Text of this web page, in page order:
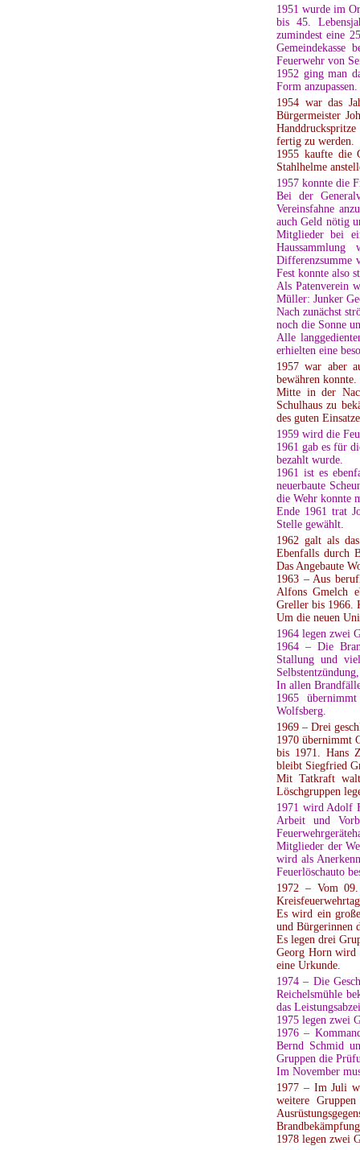
1951 wurde im
bis 45.
zumindest eine
Gemeindekasse
Feuerwehr von
1952 ging man
Form anzupassen.
1954 war das
Bürgermeister
fertig zu werden.
1955 kaufte die
Stahlhelme
1957 konnte die
Bei der
Vereinsfahne
auch Geld nötig
Mitglieder bei
Differenzsumme
Fest konnte also
Als Patenverein
Müller: Junker
Nach zunächst
noch die Sonne
Alle
erhielten eine
1957 war aber
bewähren konnte.
Mitte in der
Schulhaus zu
des guten
1959 wird die
1961 gab es für
bezahlt wurde.
1961 ist es
neuerbaute
die Wehr konnte
Ende 1961 trat
Stelle gewählt.
1962 galt als
Ebenfalls durch
Das Angebaute
1963 – Aus
Alfons Gmelch
Greller bis 1966.
Um die neuen
1964 legen zwei
1964 – Die
Stallung und
In allen
1965
Wolfsberg.
1969 – Drei
1970 übernimmt
bis 1971. Hans
bleibt Siegfried
Mit Tatkraft
Löschgruppen
1971 wird Adolf
Arbeit und
Mitglieder der
wird als
Feuerlöschauto
1972 – Vom
Es wird ein
und Bürgerinnen
Es legen drei
Georg Horn wird
eine Urkunde.
1974 – Die
Reichelsmühle
das
1975 legen zwei
1976 –
Bernd Schmid
Gruppen die
Im November
1977 – Im Juli
weitere
1978 legen zwei